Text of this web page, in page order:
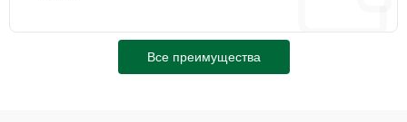
Все преимущества